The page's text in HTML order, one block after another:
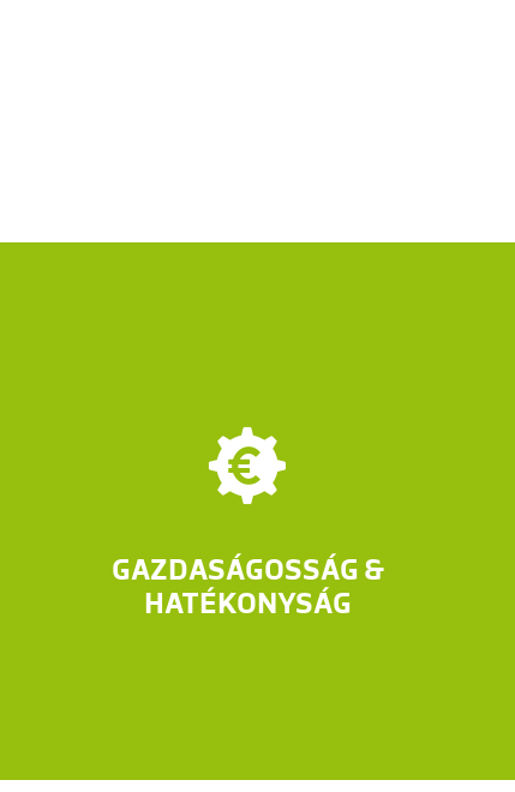
GAZDASÁGOSSÁG &
HATÉKONYSÁG